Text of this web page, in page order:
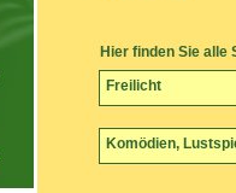
Hier finden Sie alle
Freilicht
Komödien,